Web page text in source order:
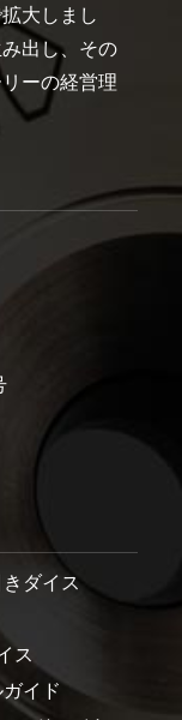
大しまし
出し、その
ーの経営理
ダイス
ス
イド